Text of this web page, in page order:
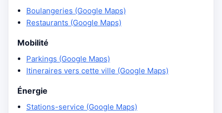
Boulangeries (Google Maps)
Restaurants (Google Maps)
Mobilité
Parkings (Google Maps)
Itineraires vers cette ville (Google Maps)
Énergie
Stations-service (Google Maps)